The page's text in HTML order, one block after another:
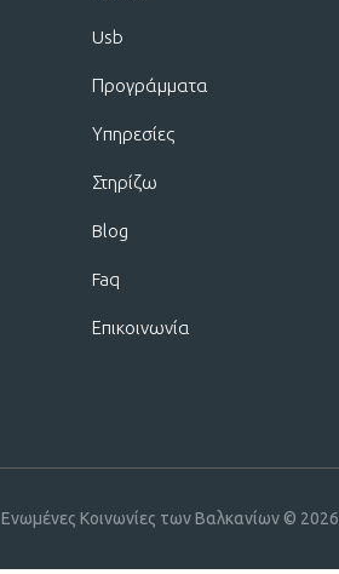
Usb
Προγράμματα
Υπηρεσίες
Στηρίζω
Blog
Faq
Επικοινωνία
Ενωμένες Κοινωνίες των Βαλκανίων © 2026